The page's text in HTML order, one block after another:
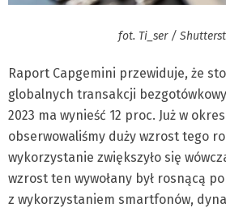
fot. Ti_ser /
Raport Capgemini przewiduje, że
globalnych transakcji
2023 ma wynieść 12 proc. Już w
obserwowaliśmy duży wzrost tego
wykorzystanie zwiększyło się
wzrost ten wywołany był rosnącą
z wykorzystaniem smartfonów,